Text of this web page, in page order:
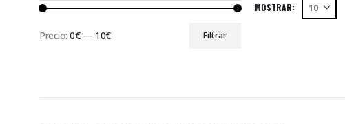
MOSTRAR:
Filtrar
Precio:0€— 10€